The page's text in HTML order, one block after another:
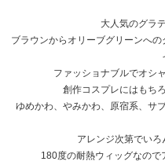
大人気のグラ
ブラウンからオリーブグリーンへ
ファッショナブルでオシ
創作コスプレにはもち
ゆめかわ、やみかわ、原宿系、サ
アレンジ次第でいろ
180度の耐熱ウィッグなので